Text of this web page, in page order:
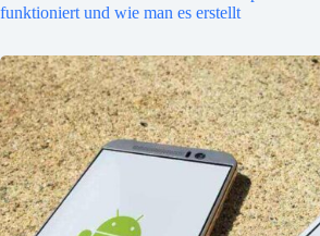
funktioniert und wie man es erstellt